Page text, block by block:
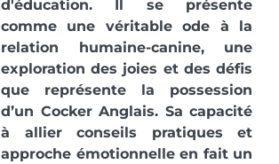
d'éducation. Il se présente
comme une véritable ode à la
relation humaine-canine, une
exploration des joies et des défis
que représente la possession
d’un Cocker Anglais. Sa capacité
à allier conseils pratiques et
approche émotionnelle en fait un